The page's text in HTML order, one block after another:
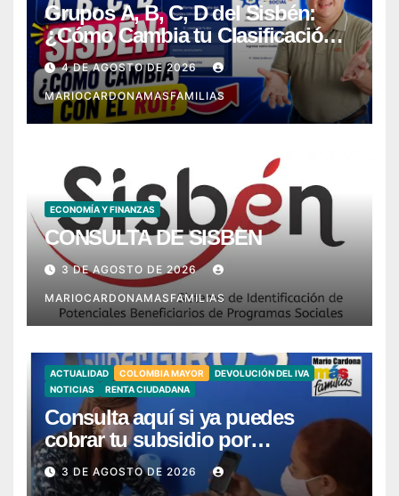
Grupos A, B, C, D del Sisbén:
¿Cómo Cambia tu Clasificación
con el RUI?
4 DE AGOSTO DE 2026
MARIOCARDONAMASFAMILIAS
ECONOMÍA Y FINANZAS
CONSULTA DE SISBEN
3 DE AGOSTO DE 2026
MARIOCARDONAMASFAMILIAS
ACTUALIDAD COLOMBIA MAYOR
DEVOLUCIÓN DEL IVA
NOTICIAS
RENTA CIUDADANA
Consulta aquí si ya puedes
cobrar tu subsidio por
SuperGIROS – Ya llegó mi giro
3 DE AGOSTO DE 2026